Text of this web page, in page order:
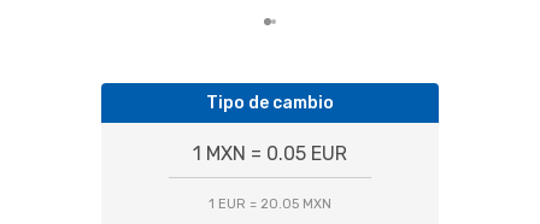
Tipo de cambio
1 MXN = 0.05 EUR
1 EUR = 20.05 MXN